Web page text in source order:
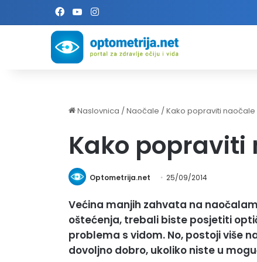
Facebook
YouTube
Naslovnica /Naočale /Kako popraviti naočale
Kako popraviti
Optometrija.net 25/09/2014
Većina manjih zahvata na
oštećenja, trebali biste posjetiti
problema s vidom. No, postoji više
dovoljno dobro, ukoliko niste u